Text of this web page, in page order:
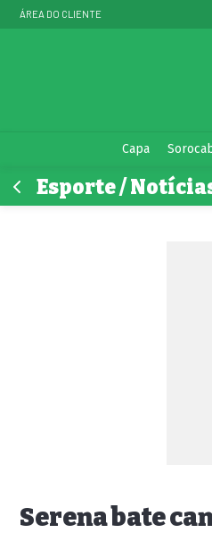
ÁREA DO CLIENTE
Capa
Esporte /
Serena bate